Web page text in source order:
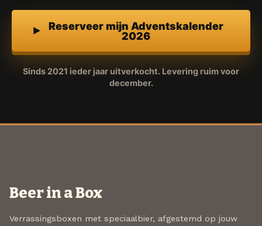
Reserveer mijn Adventskalender
2026
Sinds 2021 ieder jaar uitverkocht. Levering ruim voor
december.
Beer in a Box
Verrassingsboxen met speciaalbier, afgestemd op jouw